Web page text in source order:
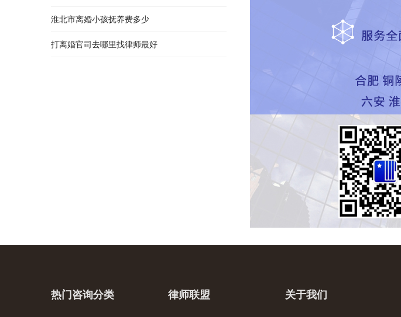
淮北市离婚小孩抚养费多少
打离婚官司去哪里找律师最好
热门咨询分类 律师联盟 关于我们